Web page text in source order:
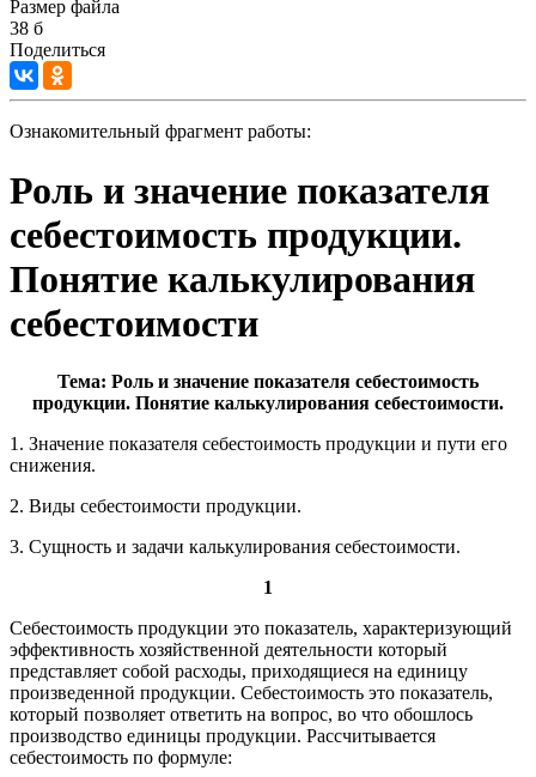
Размер файла
38 б
Поделиться
Ознакомительный фрагмент работы:
Роль и значение показателя
себестоимость продукции.
Понятие калькулирования
себестоимости
Тема: Роль и значение показателя себестоимость
продукции. Понятие калькулирования себестоимости.
1. Значение показателя себестоимость продукции и пути его
снижения.
2. Виды себестоимости продукции.
3. Сущность и задачи калькулирования себестоимости.
1
Себестоимость продукции это показатель, характеризующий
эффективность хозяйственной деятельности который
представляет собой расходы, приходящиеся на единицу
произведенной продукции. Себестоимость это показатель,
который позволяет ответить на вопрос, во что обошлось
производство единицы продукции. Рассчитывается
себестоимость по формуле: